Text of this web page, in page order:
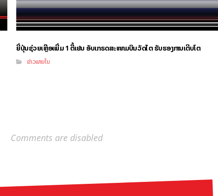
ຍີ່ປຸ່ນຊ່ວຍເຫຼືອເພີ່ມ 1 ຕື້ເຢນ ອັບເກຣດສະໜາມບິນວັດໄຕ ຮັບຮອງການເຕີບໂຕ
ຂ່າວພາຍໃນ
Comments are disabled